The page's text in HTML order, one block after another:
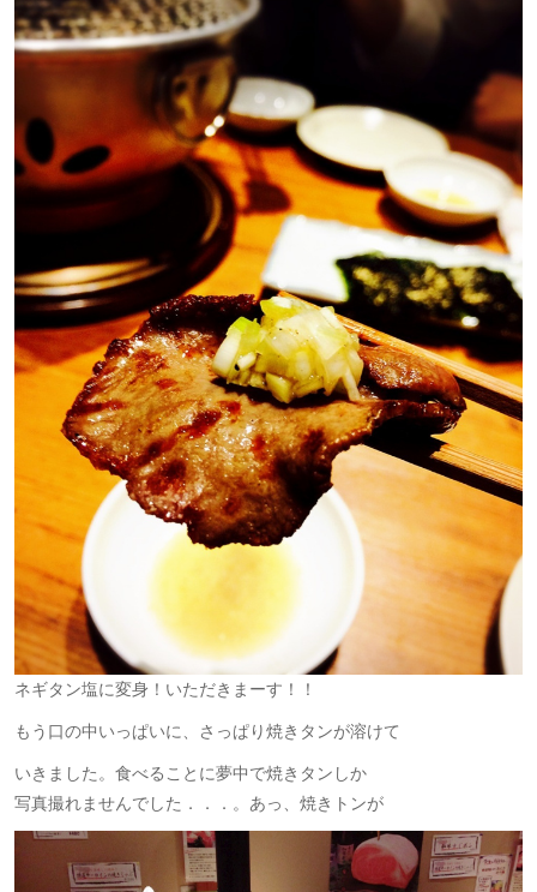
ネギタン塩に変身！いただきまーす！！
もう口の中いっぱいに、さっぱり焼きタンが溶けて
いきました。食べることに夢中で焼きタンしか
写真撮れませんでした．．．。あっ、焼きトンが